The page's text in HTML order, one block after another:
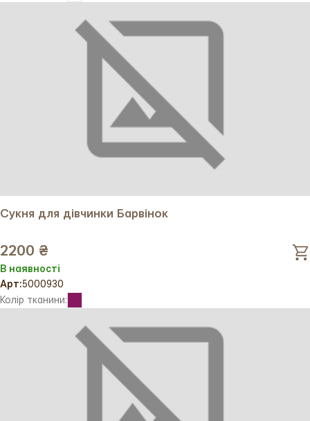
Сукня для дівчинки Барвінок
2200 ₴
В наявності
Арт:5000930
Колір тканини: